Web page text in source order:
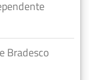
Bradesco